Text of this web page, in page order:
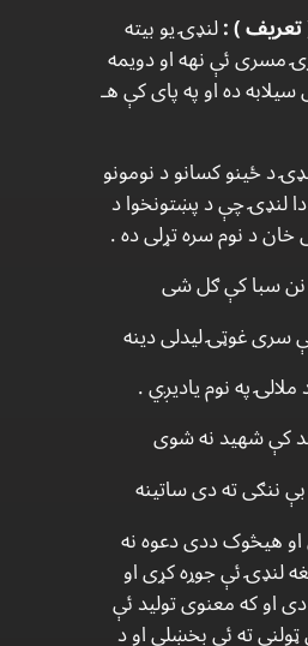
تعریف ) :لنډۍ یو بیته
مسری ئې نهه او دويمه
ده او په پای کې هـ
د ځینو کسانو د نومونو
لنډۍ چې د پښتونخوا د
د نوم سره تړلی ده .
نن سبا کې ګل شی
سری غوټۍ لیدلی دينه
په نوم یادیږي .
کې شهید نه شوی
بې ننګی ته دی ساتینه
هیڅوک ددی دعوه نه
لنډۍ ئې جوړه کړی او
او که معنوی تولید ئې
ته ئې بخښلی او د